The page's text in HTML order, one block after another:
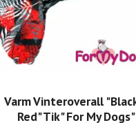
Varm Vinteroverall
Red" Tik" For My Dogs"